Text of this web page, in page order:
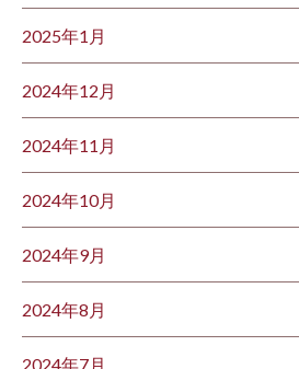
2025年1月
2024年12月
2024年11月
2024年10月
2024年9月
2024年8月
2024年7月